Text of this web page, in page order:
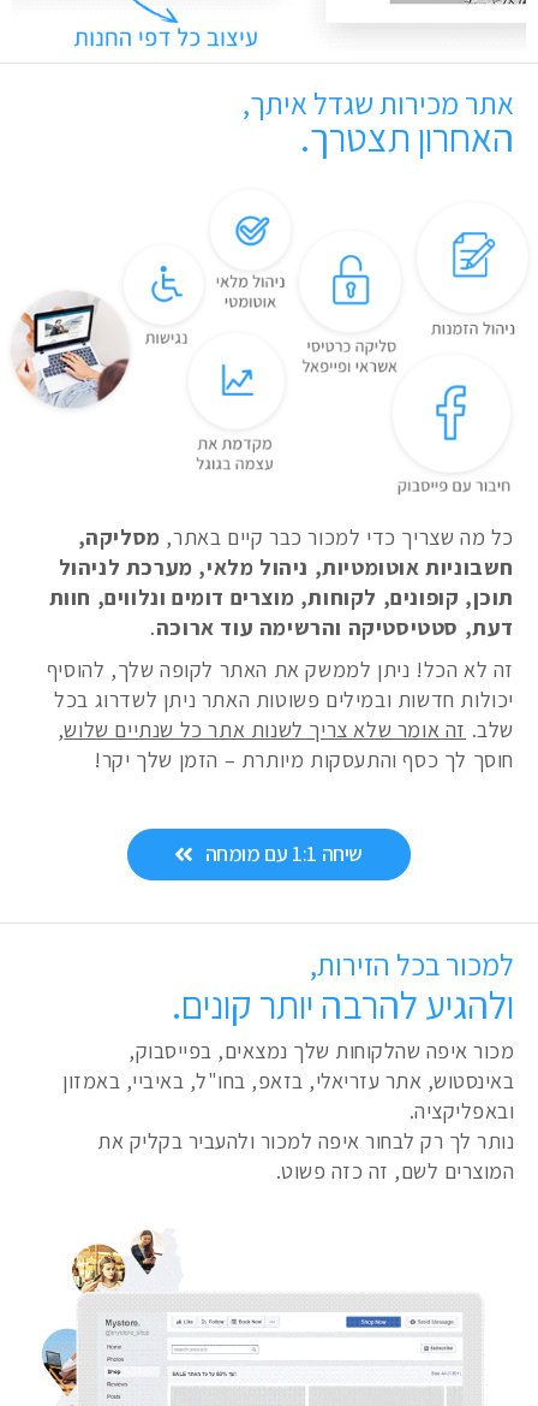
אתר מכירות שגדל איתך,
האחרון תצטרך.
כל מה שצריך כדי למכור כבר קיים באתר, מסליקה,
חשבוניות אוטומטיות, ניהול מלאי, מערכת לניהול
תוכן, קופונים, לקוחות, מוצרים דומים ונלווים, חוות
דעת, סטטיסטיקה והרשימה עוד ארוכה.
זה לא הכל! ניתן לממשק את האתר לקופה שלך, להוסיף
יכולות חדשות ובמילים פשוטות האתר ניתן לשדרוג בכל
שלב. זה אומר שלא צריך לשנות אתר כל שנתיים שלוש,
חוסך לך כסף והתעסקות מיותרת – הזמן שלך יקר!
שיחה 1:1 עם מומחה
למכור בכל הזירות,
ולהגיע להרבה יותר קונים.
מכור איפה שהלקוחות שלך נמצאים, בפייסבוק,
באינסטוש, אתר עזריאלי, בזאפ, בחו"ל, באיביי, באמזון
ובאפליקציה.
נותר לך רק לבחור איפה למכור ולהעביר בקליק את
המוצרים לשם, זה כזה פשוט.